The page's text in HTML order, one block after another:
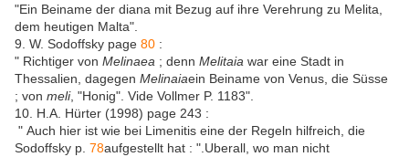
"Ein Beiname der diana mit Bezug auf ihre Verehrung zu Melita,
dem heutigen Malta".
9. W. Sodoffsky page 80 :
" Richtiger von Melinaea ; denn Melitaia war eine Stadt in
Thessalien, dagegen Melinaiaein Beiname von Venus, die Süsse
; von meli, "Honig". Vide Vollmer P. 1183".
10. H.A. Hürter (1998) page 243 :
" Auch hier ist wie bei Limenitis eine der Regeln hilfreich, die
Sodoffsky p. 78aufgestellt hat : ".Uberall, wo man nicht